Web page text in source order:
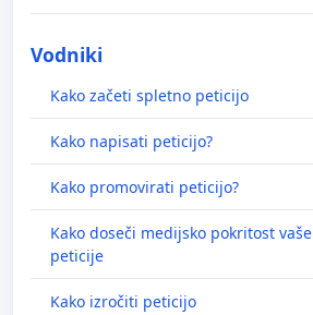
Vodniki
Kako začeti spletno peticijo
Kako napisati peticijo?
Kako promovirati peticijo?
Kako doseči medijsko pokritost vaše
peticije
Kako izročiti peticijo